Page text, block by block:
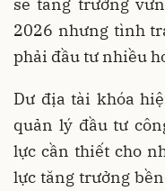
2026 nhưng tình
phải đầu tư nhiều
Dư địa tài khóa
quản lý đầu tư
lực cần thiết cho
lực tăng trưởng